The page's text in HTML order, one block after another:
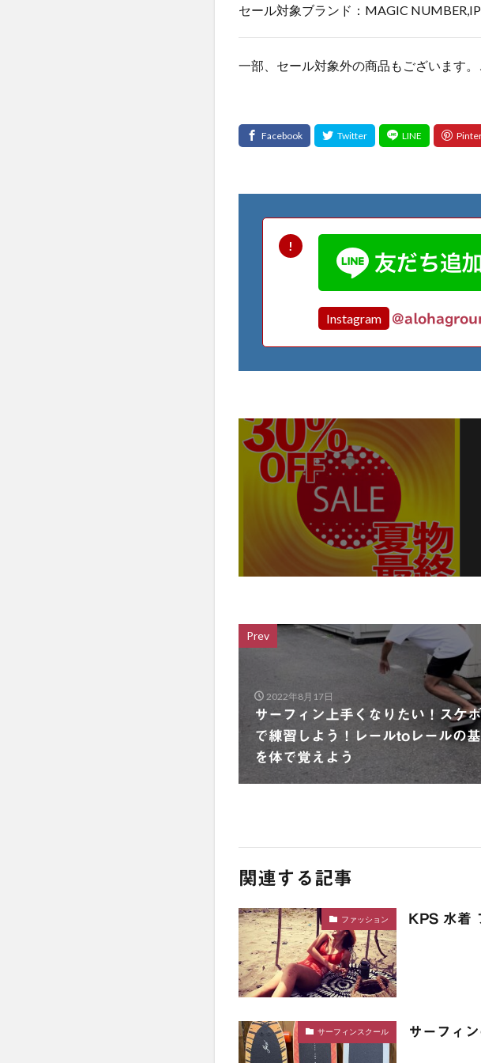
セール対象ブランド：MAGIC
一部、セール対象外の商品もございます
Instagram
Prev
2022年8月17日
サーフィン上手くなりたい！スケ
で練習しよう！レールtoレールの
を体で覚えよう
関連する記事
ファッション KPS 水着
サーフィンスクール サーフィ